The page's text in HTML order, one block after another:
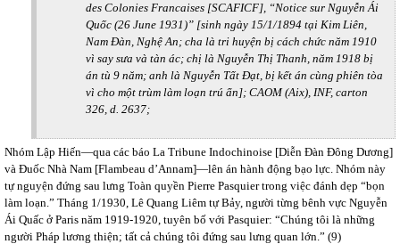
des Colonies Francaises [SCAFICF], “Notice sur Nguyễn Ái
Quốc (26 June 1931)” [sinh ngày 15/1/1894 tại Kim Liên,
Nam Đàn, Nghệ An; cha là tri huyện bị cách chức năm 1910
vì say sưa và tàn ác; chị là Nguyễn Thị Thanh, năm 1918 bị
án tù 9 năm; anh là Nguyễn Tất Đạt, bị kết án cùng phiên tòa
vì cho một trùm làm loạn trú ẩn]; CAOM (Aix), INF, carton
326, d. 2637;
Nhóm Lập Hiến—qua các báo La Tribune Indochinoise [Diễn Đàn Đông Dương]
và Đuốc Nhà Nam [Flambeau d’Annam]—lên án hành động bạo lực. Nhóm này
tự nguyện đứng sau lưng Toàn quyền Pierre Pasquier trong việc đánh dẹp “bọn
làm loạn.” Tháng 1/1930, Lê Quang Liêm tự Bảy, người từng bênh vực Nguyễn
Ái Quấc ở Paris năm 1919-1920, tuyên bố với Pasquier: “Chúng tôi là những
người Pháp lương thiện; tất cả chúng tôi đứng sau lưng quan lớn.” (9)